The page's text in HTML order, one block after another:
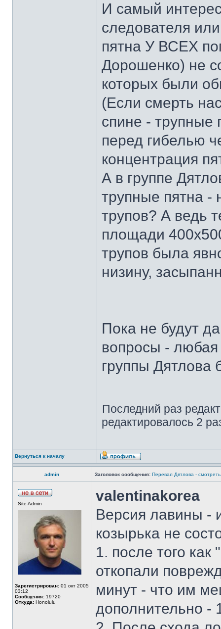
И самый
следователя
пятна У ВСЕХ
Дорошенко) не
которых были
(Если смерть
спине - трупные
перед гибелью
концентрация
А в группе
трупные пятна -
трупов? А ведь
площади
трупов была
низину,
Пока не будут
вопросы - любая
группы Дятлова
Последний раз
редактировалось 2
Вернуться к началу
admin Заголовок сообщения: Перевал Дятлова -
Site Admin
Зарегистрирован: 01 окт 2005
03:12
Сообщения: 19720
Откуда: Honolulu
valentinakorea
Версия лавины -
козырька не
1. после того
откопали
минут - что им
дополнительно -